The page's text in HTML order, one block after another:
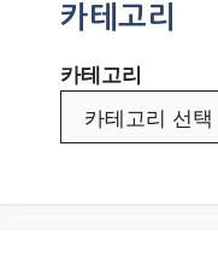
카테고리
카테고리